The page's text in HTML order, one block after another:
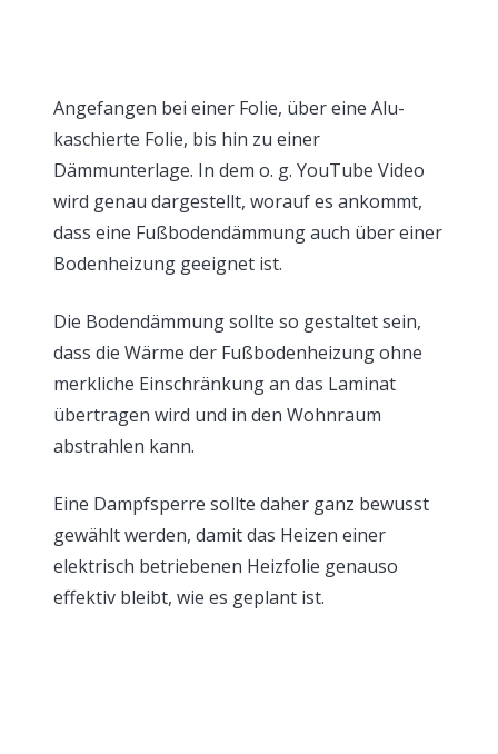
Angefangen bei einer Folie, über eine Alu-
kaschierte Folie, bis hin zu einer
Dämmunterlage. In dem o. g. YouTube Video
wird genau dargestellt, worauf es ankommt,
dass eine Fußbodendämmung auch über einer
Bodenheizung geeignet ist.
Die Bodendämmung sollte so gestaltet sein,
dass die Wärme der Fußbodenheizung ohne
merkliche Einschränkung an das Laminat
übertragen wird und in den Wohnraum
abstrahlen kann.
Eine Dampfsperre sollte daher ganz bewusst
gewählt werden, damit das Heizen einer
elektrisch betriebenen Heizfolie genauso
effektiv bleibt, wie es geplant ist.